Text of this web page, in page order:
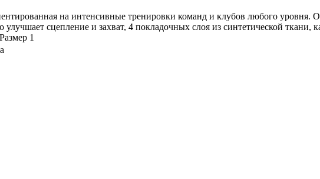
на интенсивные тренировки команд и клубов любого
сцепление и захват, 4 покладочных слоя из синтетической
1